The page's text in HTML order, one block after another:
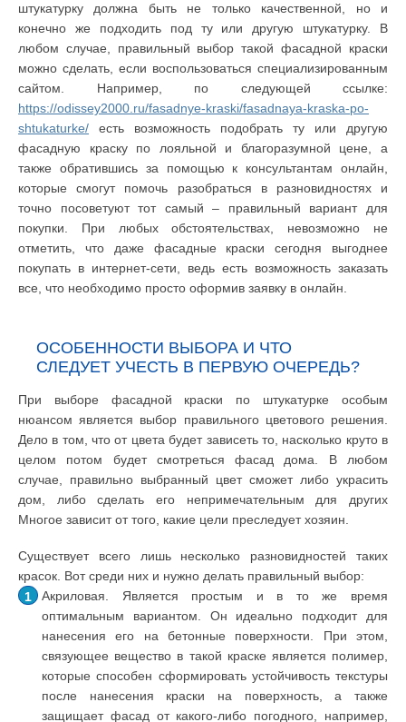
штукатурку должна быть не только качественной, но и
конечно же подходить под ту или другую штукатурку. В
любом случае, правильный выбор такой фасадной краски
можно сделать, если воспользоваться специализированным
сайтом. Например, по следующей ссылке:
https://odissey2000.ru/fasadnye-kraski/fasadnaya-kraska-po-
shtukaturke/ есть возможность подобрать ту или другую
фасадную краску по лояльной и благоразумной цене, а
также обратившись за помощью к консультантам онлайн,
которые смогут помочь разобраться в разновидностях и
точно посоветуют тот самый – правильный вариант для
покупки. При любых обстоятельствах, невозможно не
отметить, что даже фасадные краски сегодня выгоднее
покупать в интернет-сети, ведь есть возможность заказать
все, что необходимо просто оформив заявку в онлайн.
ОСОБЕННОСТИ ВЫБОРА И ЧТО
СЛЕДУЕТ УЧЕСТЬ В ПЕРВУЮ ОЧЕРЕДЬ?
При выборе фасадной краски по штукатурке особым
нюансом является выбор правильного цветового решения.
Дело в том, что от цвета будет зависеть то, насколько круто в
целом потом будет смотреться фасад дома. В любом
случае, правильно выбранный цвет сможет либо украсить
дом, либо сделать его непримечательным для других
Многое зависит от того, какие цели преследует хозяин.
Существует всего лишь несколько разновидностей таких
красок. Вот среди них и нужно делать правильный выбор:
Акриловая. Является простым и в то же время
оптимальным вариантом. Он идеально подходит для
нанесения его на бетонные поверхности. При этом,
связующее вещество в такой краске является полимер,
которые способен сформировать устойчивость текстуры
после нанесения краски на поверхность, а также
защищает фасад от какого-либо погодного, например,